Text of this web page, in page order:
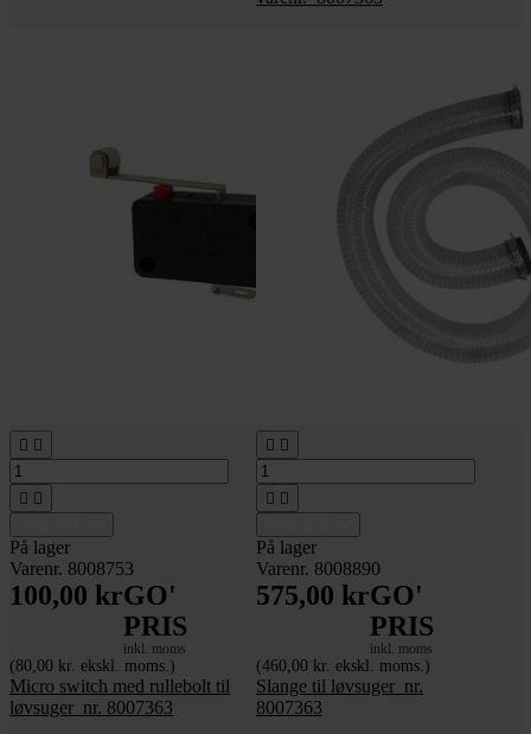
 
 
På lager
Varenr. 8008753
100,00 krGO'
PRIS
inkl. moms
(80,00 kr. ekskl. moms.)
Micro switch med rullebolt til
løvsuger_nr. 8007363
 
 
På lager
Varenr. 8008890
575,00 krGO'
PRIS
inkl. moms
(460,00 kr. ekskl. moms.)
Slange til løvsuger_nr.
8007363